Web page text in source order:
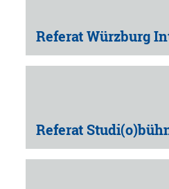
Referat Würzburg
Referat